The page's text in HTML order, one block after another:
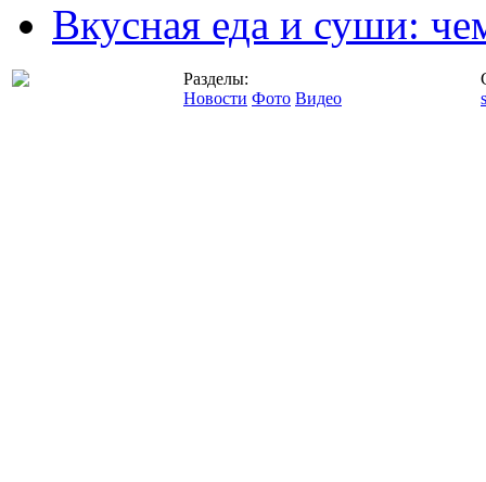
Вкусная еда и суши:
Разделы:
Новости Фото Видео